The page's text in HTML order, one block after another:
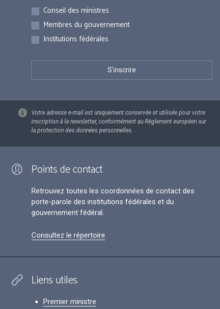
Inscriptions
Conseil des ministres
Membres du gouvernement
Institutions fédérales
Votre adresse e-mail est uniquement conservée et utilisée pour votre
inscription à la newsletter, conformément au Règlement européen sur
la protection des données personnelles.
Points de contact
Retrouvez toutes les coordonnées de contact des
porte-parole des institutions fédérales et du
gouvernement fédéral.
Consultez le répertoire
Liens utiles
Premier ministre